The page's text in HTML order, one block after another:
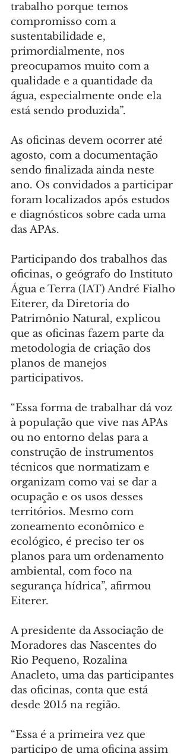
trabalho porque temos
compromisso com a
sustentabilidade e,
primordialmente, nos
preocupamos muito com a
qualidade e a quantidade da
água, especialmente onde ela
está sendo produzida”.
As oficinas devem ocorrer até
agosto, com a documentação
sendo finalizada ainda neste
ano. Os convidados a participar
foram localizados após estudos
e diagnósticos sobre cada uma
das APAs.
Participando dos trabalhos das
oficinas, o geógrafo do Instituto
Água e Terra (IAT) André Fialho
Eiterer, da Diretoria do
Patrimônio Natural, explicou
que as oficinas fazem parte da
metodologia de criação dos
planos de manejos
participativos.
“Essa forma de trabalhar dá voz
à população que vive nas APAs
ou no entorno delas para a
construção de instrumentos
técnicos que normatizam e
organizam como vai se dar a
ocupação e os usos desses
territórios. Mesmo com
zoneamento econômico e
ecológico, é preciso ter os
planos para um ordenamento
ambiental, com foco na
segurança hídrica”, afirmou
Eiterer.
A presidente da Associação de
Moradores das Nascentes do
Rio Pequeno, Rozalina
Anacleto, uma das participantes
das oficinas, conta que está
desde 2015 na região.
“Essa é a primeira vez que
participo de uma oficina assim